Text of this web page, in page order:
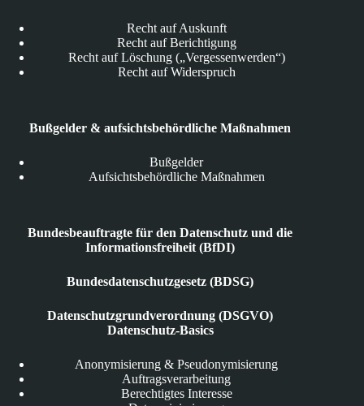
Recht auf Auskunft
Recht auf Berichtigung
Recht auf Löschung („Vergessenwerden“)
Recht auf Widerspruch
Bußgelder & aufsichtsbehördliche Maßnahmen
Bußgelder
Aufsichtsbehördliche Maßnahmen
Bundesbeauftragte für den Datenschutz und die
Informationsfreiheit (BfDI)
Bundesdatenschutzgesetz (BDSG)
Datenschutzgrundverordnung (DSGVO)
Datenschutz-Basics
Anonymisierung & Pseudonymisierung
Auftragsverarbeitung
Berechtigtes Interesse